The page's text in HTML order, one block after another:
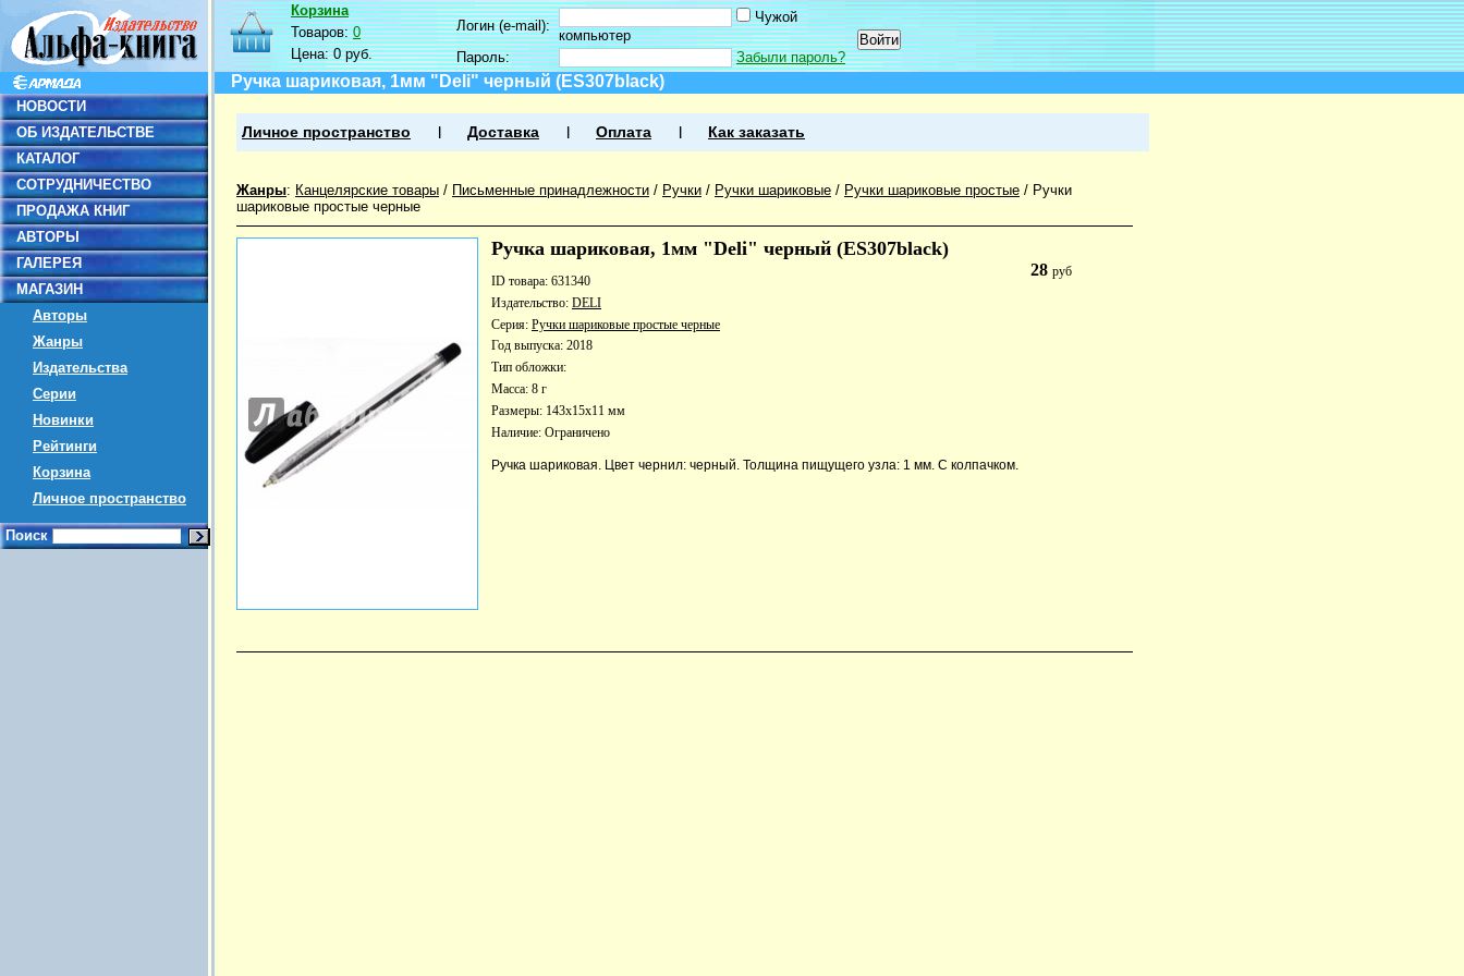
НОВОСТИ
ОБ ИЗДАТЕЛЬСТВЕ
КАТАЛОГ
СОТРУДНИЧЕСТВО
ПРОДАЖА КНИГ
АВТОРЫ
ГАЛЕРЕЯ
МАГАЗИН
Авторы
Жанры
Издательства
Серии
Новинки
Рейтинги
Корзина
Личное пространство
Поиск
Корзина
Товаров:0
Цена:0 руб.
Логин (e-mail):
Чужой
компьютер
Пароль:
Забыли пароль?
Ручка шариковая, 1мм "Deli" черный (ES307black)
Личное пространство Доставка Оплата Как заказать
Жанры: Канцелярские товары / Письменные принадлежности / Ручки / Ручки шариковые / Ручки шариковые простые / Ручки
шариковые простые черные
Ручка шариковая, 1мм "Deli" черный (ES307black)
28руб
ID товара: 631340
Издательство: DELI
Серия: Ручки шариковые простые черные
Год выпуска: 2018
Тип обложки:
Масса: 8 г
Размеры: 143x15x11 мм
Наличие: Ограничено
Ручка шариковая. Цвет чернил: черный. Толщина пищущего узла: 1 мм. С колпачком.